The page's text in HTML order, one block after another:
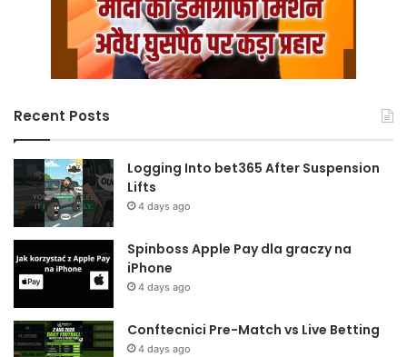
Recent Posts
Logging Into bet365 After Suspension
Lifts
4 days ago
Spinboss Apple Pay dla graczy na
iPhone
4 days ago
Conftecnici Pre-Match vs Live Betting
4 days ago